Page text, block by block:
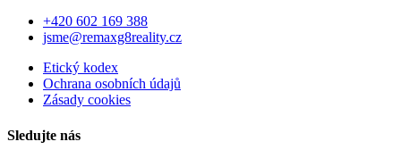
+420 602 169 388
jsme@remaxg8reality.cz
Etický kodex
Ochrana osobních údajů
Zásady cookies
Sledujte nás